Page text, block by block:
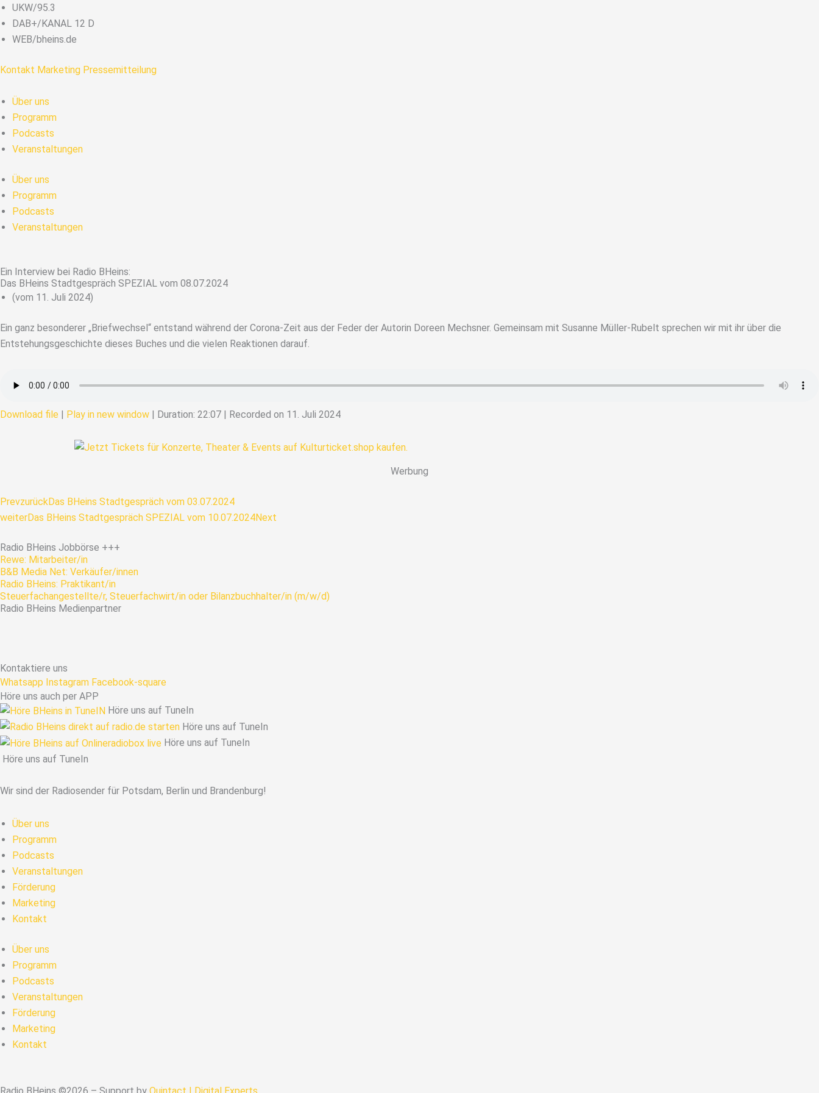
Zum
Inhalt
springen
UKW/95.3
DAB+/KANAL 12 D
WEB/bheins.de
Kontakt Marketing Pressemitteilung
Über uns
Programm
Podcasts
Veranstaltungen
Über uns
Programm
Podcasts
Veranstaltungen
Ein Interview bei Radio BHeins:
Das BHeins Stadtgespräch SPEZIAL vom 08.07.2024
(vom 11. Juli 2024)
Ein ganz besonderer „Briefwechsel“ entstand während der Corona-Zeit aus der Feder der Autorin Doreen Mechsner. Gemeinsam mit Susanne Müller-Rubelt sprechen wir mit ihr über die
Entstehungsgeschichte dieses Buches und die vielen Reaktionen darauf.
Download file | Play in new window | Duration: 22:07 | Recorded on 11. Juli 2024
Werbung
PrevzurückDas BHeins Stadtgespräch vom 03.07.2024
weiterDas BHeins Stadtgespräch SPEZIAL vom 10.07.2024Next
Radio BHeins Jobbörse +++
Rewe: Mitarbeiter/in
B&B Media Net: Verkäufer/innen
Radio BHeins: Praktikant/in
Steuerfachangestellte/r, Steuerfachwirt/in oder Bilanzbuchhalter/in (m/w/d)
Radio BHeins Medienpartner
Kontaktiere uns
Whatsapp Instagram Facebook-square
Höre uns auch per APP
Höre uns auf TuneIn
Höre uns auf TuneIn
Höre uns auf TuneIn
Höre uns auf TuneIn
Wir sind der Radiosender für Potsdam, Berlin und Brandenburg!
Über uns
Programm
Podcasts
Veranstaltungen
Förderung
Marketing
Kontakt
Über uns
Programm
Podcasts
Veranstaltungen
Förderung
Marketing
Kontakt